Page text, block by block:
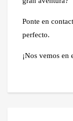
Ponte en
perfecto.
¡Nos vemos en